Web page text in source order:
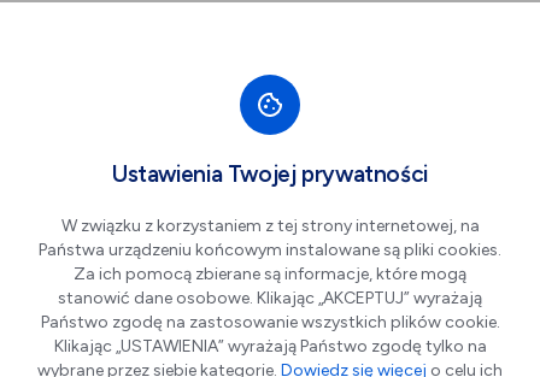
PRACOWNIA OPTYCZNA
Ustawienia Twojej prywatności
W związku z korzystaniem z tej strony internetowej, na
Państwa urządzeniu końcowym instalowane są pliki cookies.
Za ich pomocą zbierane są informacje, które mogą
stanowić dane osobowe. Klikając „AKCEPTUJ” wyrażają
Państwo zgodę na zastosowanie wszystkich plików cookie.
Klikając „USTAWIENIA” wyrażają Państwo zgodę tylko na
wybrane przez siebie kategorie. Dowiedz się więcej o celu ich